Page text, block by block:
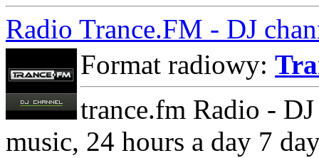
Radio Trance.FM - DJ
Format radiowy:
trance.fm Radio -
music, 24 hours a day 7